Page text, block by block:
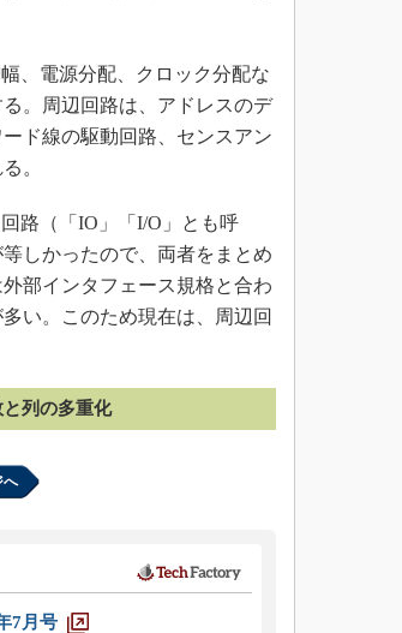
、電源分配、クロック分配な
。周辺回路は、アドレスのデ
ド線の駆動回路、センスアン
。
路（「IO」「I/O」とも呼
しかったので、両者をまとめ
部インタフェース規格と合わ
い。このため現在は、周辺回
列の多重化
へ
7月号